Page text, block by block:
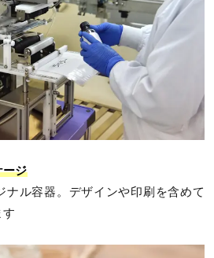
ージ
ナル容器。デザインや印刷を含めて
す